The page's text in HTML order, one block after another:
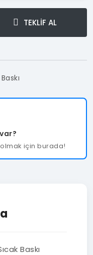
TEKLİF AL
için burada!
Baskı